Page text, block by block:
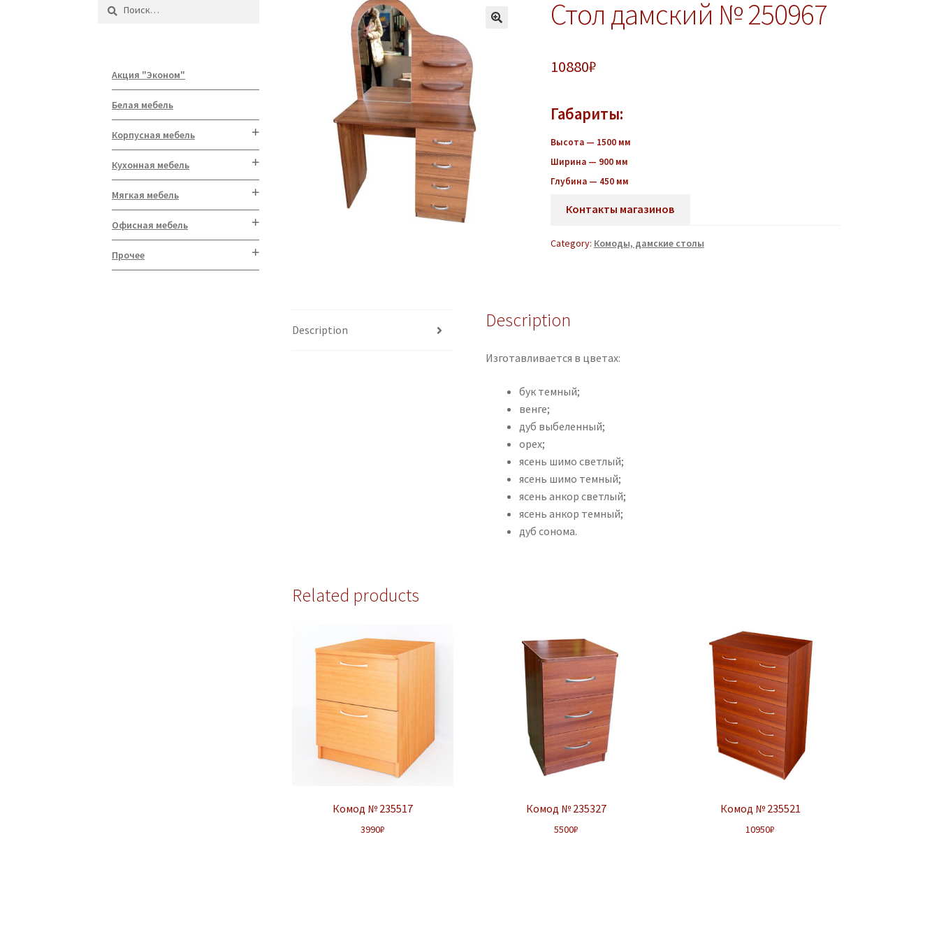
Стол дамский № 250967
10880₽
Габариты:
Высота — 1500 мм
Ширина — 900 мм
Глубина — 450 мм
Контакты магазинов
Category: Комоды, дамские столы
Description Description
Изготавливается в цветах:
бук темный;
венге;
дуб выбеленный;
орех;
ясень шимо светлый;
ясень шимо темный;
ясень анкор светлый;
ясень анкор темный;
дуб сонома.
Related products
Комод № 235517
3990₽
Комод № 235327
5500₽
Комод № 235521
10950₽
Найти:
Акция "Эконом"
Белая мебель
Корпусная мебель
Кухонная мебель
Мягкая мебель
Офисная мебель
Прочее